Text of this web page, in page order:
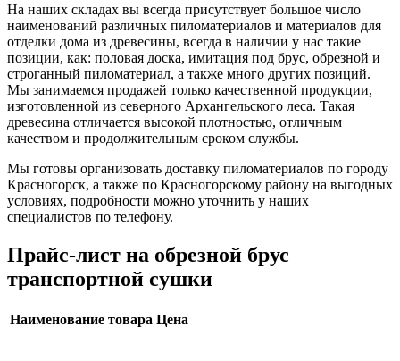
На наших складах вы всегда присутствует большое число
наименований различных пиломатериалов и материалов для
отделки дома из древесины, всегда в наличии у нас такие
позиции, как: половая доска, имитация под брус, обрезной и
строганный пиломатериал, а также много других позиций.
Мы занимаемся продажей только качественной продукции,
изготовленной из северного Архангельского леса. Такая
древесина отличается высокой плотностью, отличным
качеством и продолжительным сроком службы.
Мы готовы организовать доставку пиломатериалов по городу
Красногорск, а также по Красногорскому району на выгодных
условиях, подробности можно уточнить у наших
специалистов по телефону.
Прайс-лист на обрезной брус
транспортной сушки
Наименование товара Цена